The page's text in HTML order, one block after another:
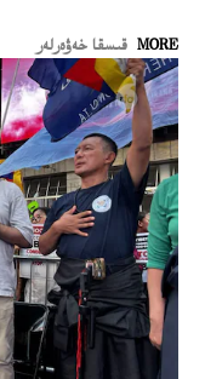
MORE قىسقا خەۋەرلەر